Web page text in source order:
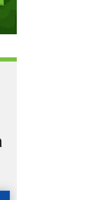
зобов’язаний
—
суми
кодексом
пені,
якої
кодексу